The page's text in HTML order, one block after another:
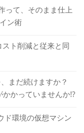
って、そのまま仕上
ン術
ト削減と従来と同
まだ続けますか？
かっていませんか!?
ド環境の仮想マシン